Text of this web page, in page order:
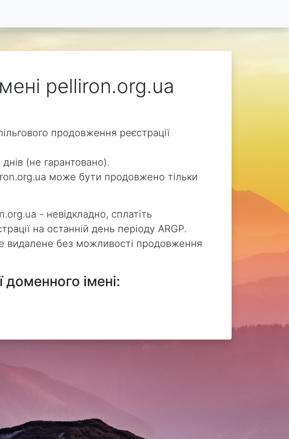
pelliron.org.ua
продовження реєстрації
(не гарантовано).
може бути продовжено тільки
- невідкладно, сплатіть
на останній день періоду ARGP.
видалене без можливості продовження
імені: